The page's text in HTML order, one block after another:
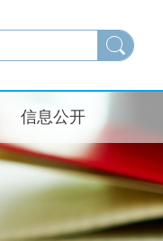
信息公开